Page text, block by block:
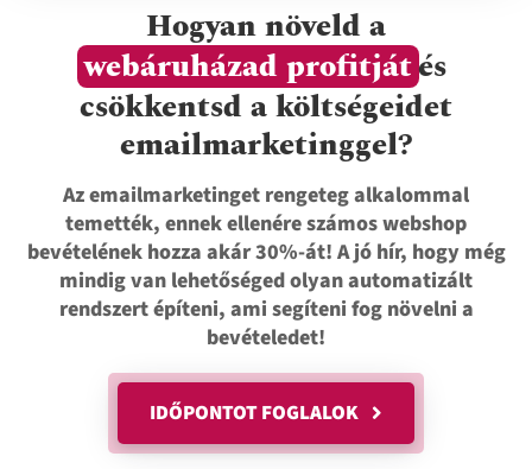
Hogyan növeld a
webáruházad profitjátés
csökkentsd a költségeidet
emailmarketinggel?
Az emailmarketinget rengeteg alkalommal
temették, ennek ellenére számos webshop
bevételének hozza akár 30%-át! A jó hír, hogy még
mindig van lehetőséged olyan automatizált
rendszert építeni, ami segíteni fog növelni a
bevételedet!
IDŐPONTOT FOGLALOK